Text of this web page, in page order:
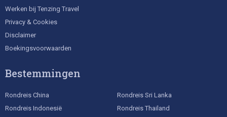
Werken bij Tenzing Travel
Privacy & Cookies
Disclaimer
Boekingsvoorwaarden
Bestemmingen
Rondreis China
Rondreis Indonesië
Rondreis Sri Lanka
Rondreis Thailand